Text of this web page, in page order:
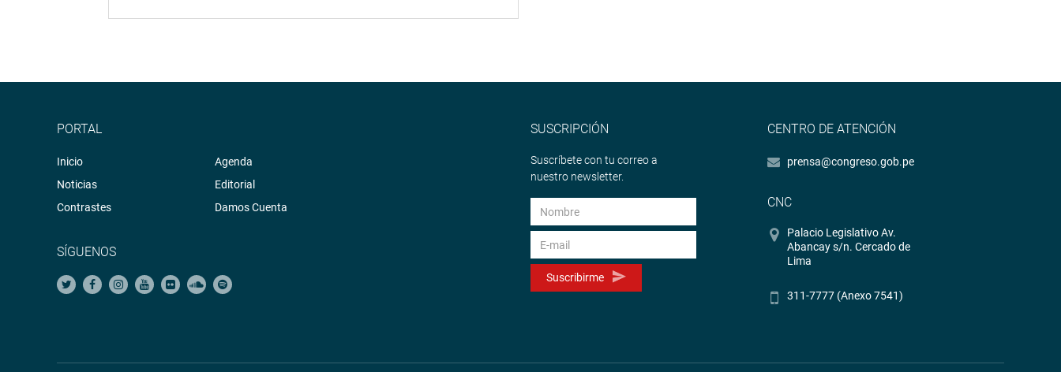
PORTAL
Inicio
Noticias
Contrastes
Agenda
Editorial
Damos Cuenta
SÍGUENOS
SUSCRIPCIÓN
Suscríbete con tu correo a
nuestro newsletter.
Suscribirme
CENTRO DE ATENCIÓN
prensa@congreso.gob.pe
CNC
Palacio Legislativo Av.
Abancay s/n. Cercado de
Lima
311-7777 (Anexo 7541)